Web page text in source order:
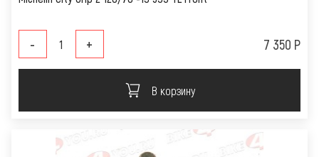
- + 7 350 Р
В корзину